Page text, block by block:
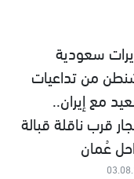
سعودية
من تداعيات
مع إيران..
قرب ناقلة قبالة
عُمان